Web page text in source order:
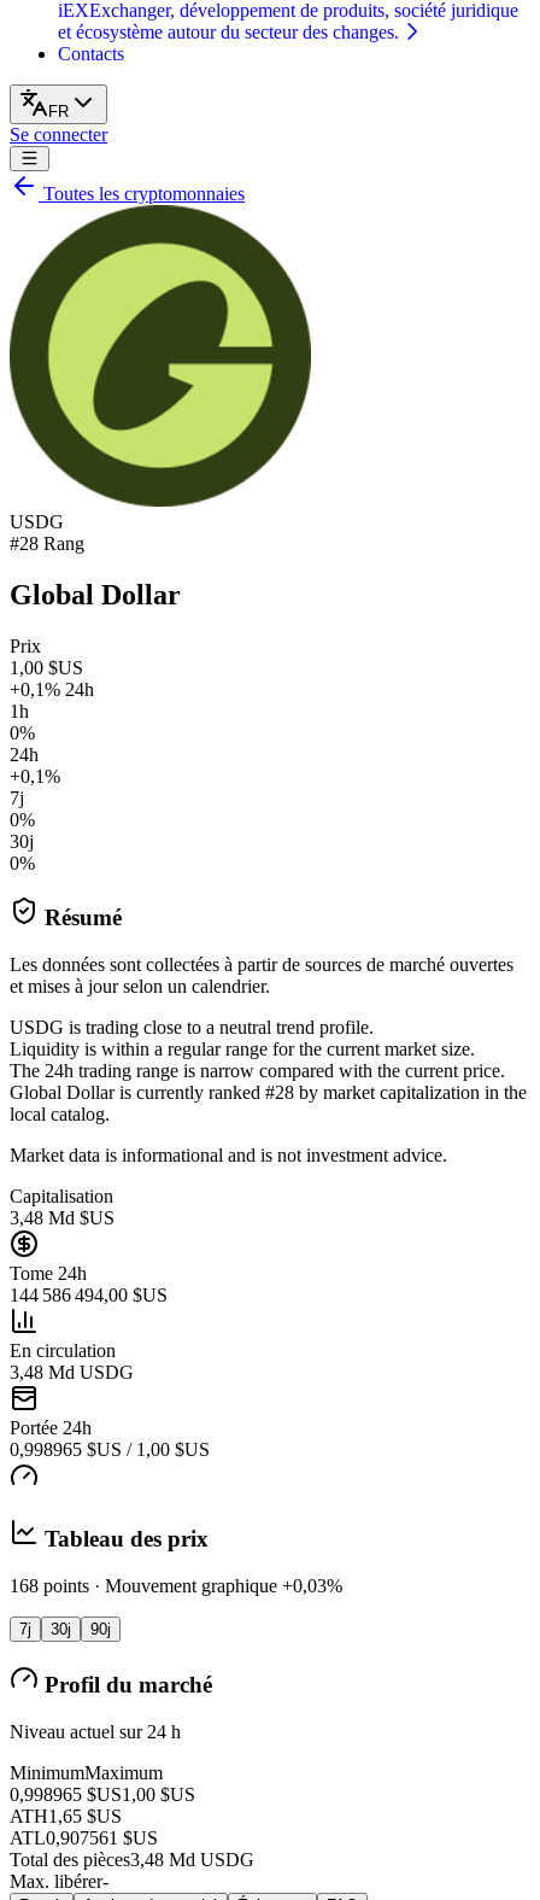
iEXExchanger, développement de produits, société juridique
et écosystème autour du secteur des changes.
Contacts
FR
Se connecter
Toutes les cryptomonnaies
USDG
#28 Rang
Global Dollar
Prix
1,00 $US
+0,1% 24h
1h
0%
24h
+0,1%
7j
0%
30j
0%
Résumé
Les données sont collectées à partir de sources de marché ouvertes
et mises à jour selon un calendrier.
USDG is trading close to a neutral trend profile.
Liquidity is within a regular range for the current market size.
The 24h trading range is narrow compared with the current price.
Global Dollar is currently ranked #28 by market capitalization in the
local catalog.
Market data is informational and is not investment advice.
Capitalisation
3,48 Md $US
Tome 24h
144 586 494,00 $US
En circulation
3,48 Md USDG
Portée 24h
0,998965 $US / 1,00 $US
Tableau des prix
168 points · Mouvement graphique +0,03%
7j 30j 90j
Profil du marché
Niveau actuel sur 24 h
MinimumMaximum
0,998965 $US1,00 $US
ATH1,65 $US
ATL0,907561 $US
Total des pièces3,48 Md USDG
Max. libérer-